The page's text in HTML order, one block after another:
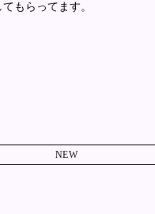
もらってます。
NEW